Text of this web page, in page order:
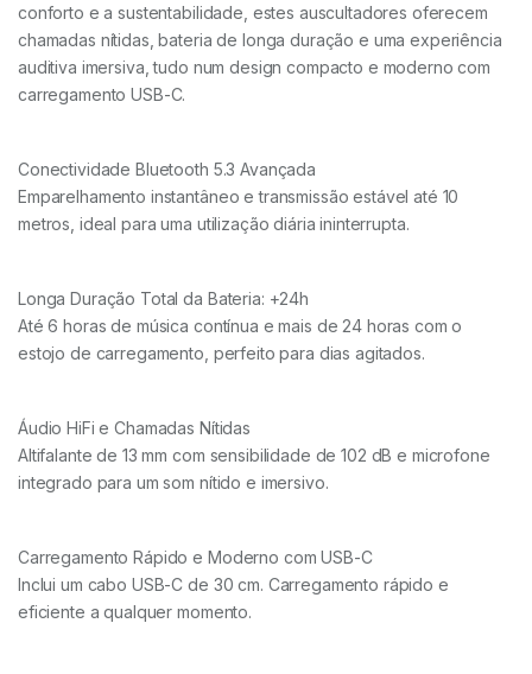
conforto e a sustentabilidade, estes auscultadores oferecem
chamadas nítidas, bateria de longa duração e uma experiência
auditiva imersiva, tudo num design compacto e moderno com
carregamento USB-C.
Conectividade Bluetooth 5.3 Avançada
Emparelhamento instantâneo e transmissão estável até 10
metros, ideal para uma utilização diária ininterrupta.
Longa Duração Total da Bateria: +24h
Até 6 horas de música contínua e mais de 24 horas com o
estojo de carregamento, perfeito para dias agitados.
Áudio HiFi e Chamadas Nítidas
Altifalante de 13 mm com sensibilidade de 102 dB e microfone
integrado para um som nítido e imersivo.
Carregamento Rápido e Moderno com USB-C
Inclui um cabo USB-C de 30 cm. Carregamento rápido e
eficiente a qualquer momento.